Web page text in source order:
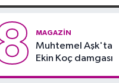
MAGAZIN
Muhtemel Aşk'ta
Ekin Koç damgası